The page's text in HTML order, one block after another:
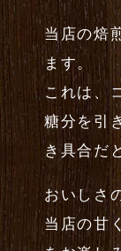
当店の焙
ます。
これは、
糖分を引
き具合だ
おいしさ
当店の甘